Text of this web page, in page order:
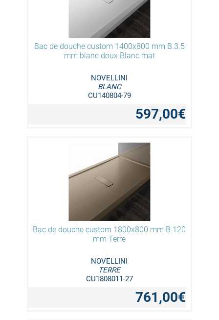
Bac de douche custom 1400x800 mm B.3.5
mm blanc doux Blanc mat
NOVELLINI
BLANC
CU140804-79
597,00€
Bac de douche custom 1800x800 mm B.120
mm Terre
NOVELLINI
TERRE
CU1808011-27
761,00€